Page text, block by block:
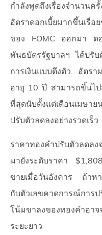
กำลังพูดถึงเรื่องจำนว
อัตราดอกเบี้ยมากขึ้นเรื่
ของ FOMC ออกมา ดอ
พันธบัตรรัฐบาลฯ ได้ปรั
การเงินแบบตึงตัว อัตรา
อายุ 10 ปี สามารถขึ้นไป
ที่สุดนับตั้งแต่เดือนเมษ
ปรับตัวลดลงอย่างรวดเร็ว
ราคาทองคำปรับตัวลด
มายังระดับราคา
ขายเมื่อวันอังคาร ถ้าห
กับตัวเลขคาดการณ์การ
โน้มขาลงของทองคำอาจ
ระยะยาว